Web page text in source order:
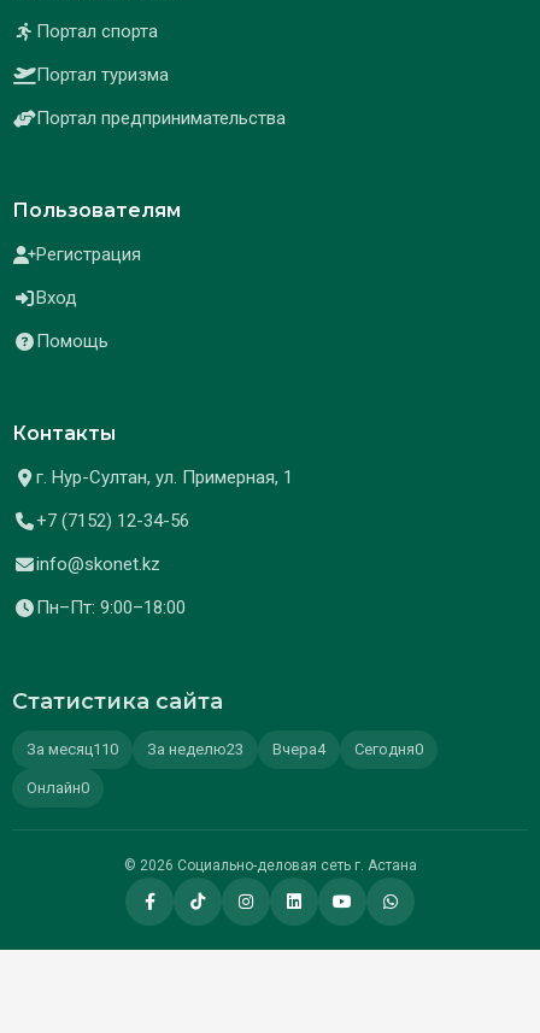
Портал спорта
Портал туризма
Портал предпринимательства
Пользователям
Регистрация
Вход
Помощь
Контакты
г. Нур-Султан, ул. Примерная, 1
+7 (7152) 12-34-56
info@skonet.kz
Пн–Пт: 9:00–18:00
Статистика сайта
За месяц110 За неделю23 Вчера4 Сегодня0
Онлайн0
© 2026 Социально-деловая сеть г. Астана